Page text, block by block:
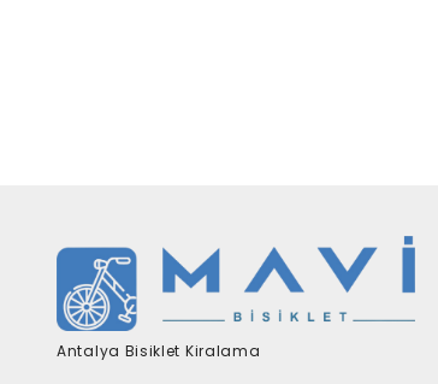
Antalya Bisiklet Kiralama